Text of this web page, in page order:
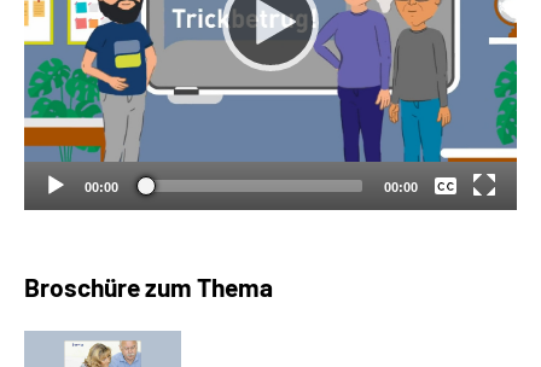
00:00 00:00
Keine
Deutsch
Broschüre zum Thema